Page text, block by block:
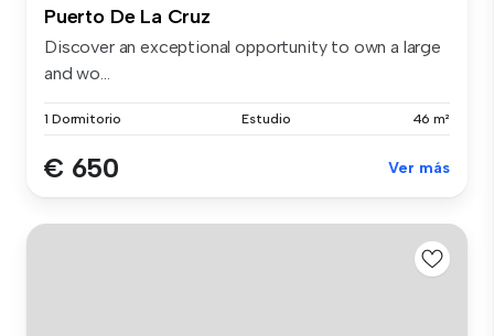
Puerto De La Cruz
Discover an exceptional opportunity to own a large
and wo...
1 Dormitorio Estudio 46 m²
€ 650 Ver más